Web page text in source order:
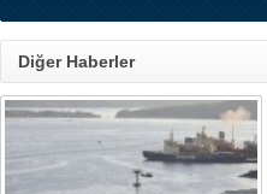
Diğer Haberler